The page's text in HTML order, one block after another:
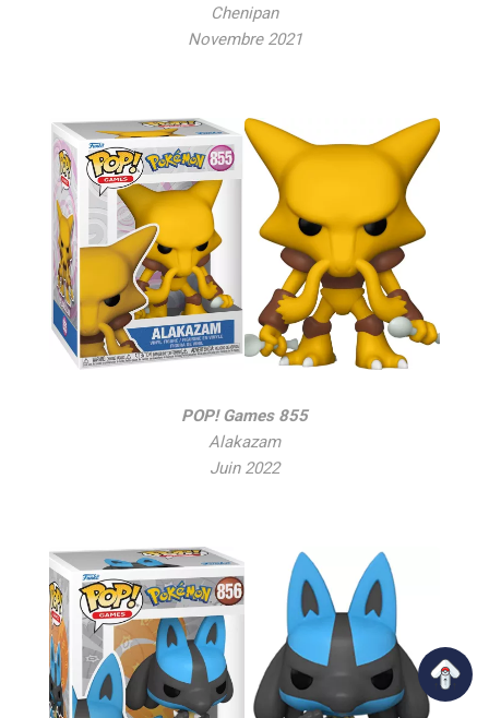
Chenipan
Novembre 2021
POP! Games 855
Alakazam
Juin 2022